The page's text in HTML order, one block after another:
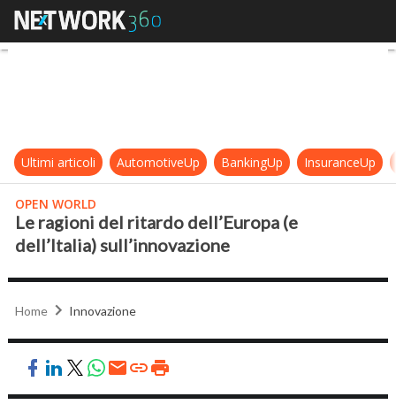
Le ragioni del ritardo dell’Europa
Ultimi articoli AutomotiveUp BankingUp InsuranceUp
OPEN WORLD
Le ragioni del ritardo dell’Europa (e
dell’Italia) sull’innovazione
Home Innovazione